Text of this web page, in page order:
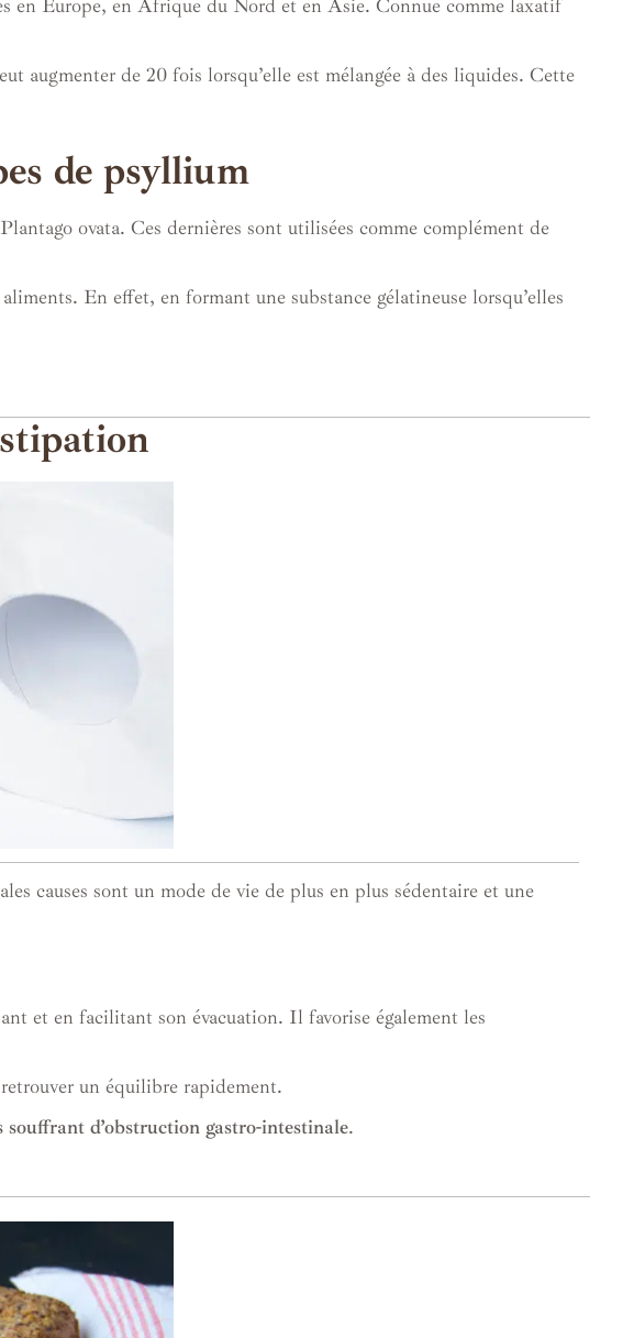
en Europe, en Afrique du Nord et en Asie. Connue comme laxatif
augmenter de 20 fois lorsqu’elle est mélangée à des liquides. Cette
de psyllium
ovata. Ces dernières sont utilisées comme complément de
En effet, en formant une substance gélatineuse lorsqu’elles
causes sont un mode de vie de plus en plus sédentaire et une
et en facilitant son évacuation. Il favorise également les
un équilibre rapidement.
souffrant d’obstruction gastro-intestinale.